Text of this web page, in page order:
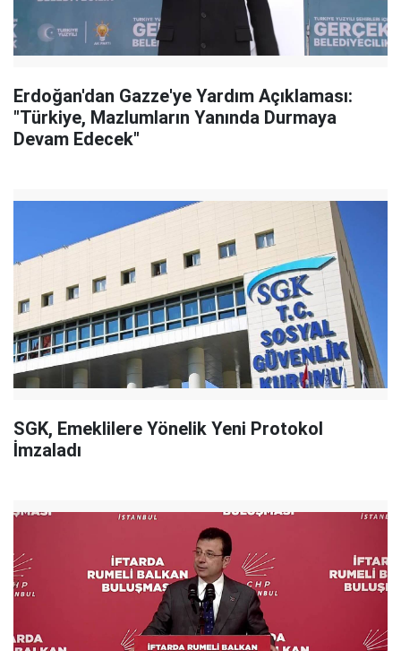
Erdoğan'dan Gazze'ye Yardım Açıklaması:
"Türkiye, Mazlumların Yanında Durmaya
Devam Edecek"
SGK, Emeklilere Yönelik Yeni Protokol
İmzaladı